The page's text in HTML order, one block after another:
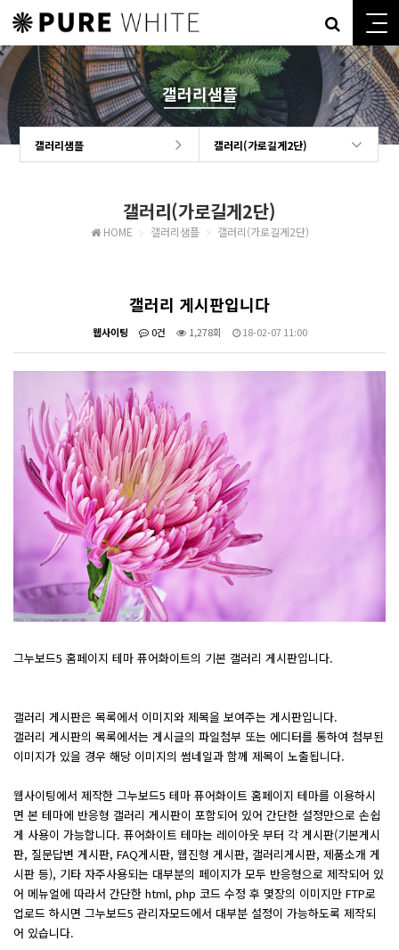
갤러리샘플
갤러리샘플 갤러리(가로길게2단)
갤러리(가로길게2단)
HOME 갤러리샘플 갤러리(가로길게2단)
갤러리 게시판입니다
웹사이팅 0건 1,278회 18-02-07 11:00
그누보드5 홈페이지 테마 퓨어화이트의 기본 갤러리 게시판입니다.
갤러리 게시판은 목록에서 이미지와 제목을 보여주는 게시판입니다.
갤러리 게시판의 목록에서는 게시글의 파일첨부 또는 에디터를 통하여 첨부된
이미지가 있을 경우 해당 이미지의 썸네일과 함께 제목이 노출됩니다.
웹사이팅에서 제작한 그누보드5 테마 퓨어화이트 홈페이지 테마를 이용하시
면 본 테마에 반응형 갤러리 게시판이 포함되어 있어 간단한 설정만으로 손쉽
게 사용이 가능합니다. 퓨어화이트 테마는 레이아웃 부터 각 게시판(기본게시
판, 질문답변 게시판, FAQ게시판, 웹진형 게시판, 갤러리게시판, 제품소개 게
시판 등), 기타 자주사용되는 대부분의 페이지가 모두 반응형으로 제작되어 있
어 메뉴얼에 따라서 간단한 html, php 코드 수정 후 몇장의 이미지만 FTP로
업로드 하시면 그누보드5 관리자모드에서 대부분 설정이 가능하도록 제작되
어 있습니다.